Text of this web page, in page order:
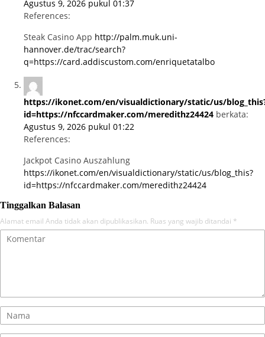
Agustus 9, 2026 pukul 01:37
References:
Steak Casino App http://palm.muk.uni-
hannover.de/trac/search?
q=https://card.addiscustom.com/enriquetatalbo
https://ikonet.com/en/visualdictionary/static/us/
id=https://nfccardmaker.com/meredithz24424 berkata:
Agustus 9, 2026 pukul 01:22
References:
Jackpot Casino Auszahlung
https://ikonet.com/en/visualdictionary/static/us/blog_this?
id=https://nfccardmaker.com/meredithz24424
Tinggalkan Balasan
Alamat email Anda tidak akan dipublikasikan. Ruas yang wajib ditandai *